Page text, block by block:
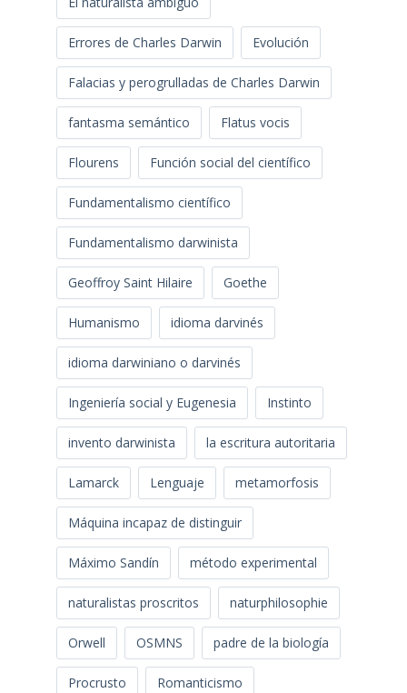
Errores de Charles Darwin Evolución
Falacias y perogrulladas de Charles Darwin
fantasma semántico Flatus vocis
Flourens Función social del científico
Fundamentalismo científico
Fundamentalismo darwinista
Geoffroy Saint Hilaire Goethe
Humanismo idioma darvinés
idioma darwiniano o darvinés
Ingeniería social y Eugenesia Instinto
invento darwinista la escritura autoritaria
Lamarck Lenguaje metamorfosis
Máquina incapaz de distinguir
Máximo Sandín método experimental
naturalistas proscritos naturphilosophie
Orwell OSMNS padre de la biología
Procrusto Romanticismo